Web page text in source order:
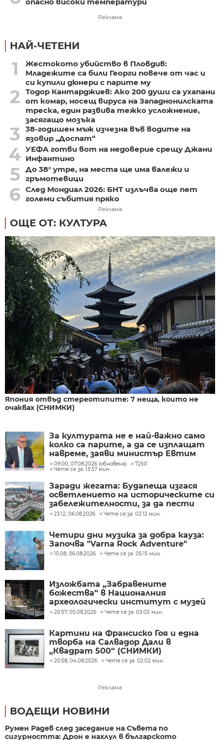
Реклама
НАЙ-ЧЕТЕНИ
1
Жестокото убийство в Пловдив:
Младежите са били Георги повече от час и
си купили дюнери с парите му
2
Тодор Кантарджиев: Ако 200 души са ухапани
от комар, носещ вируса на Западнонилската
треска, един развива тежко усложнение,
засягащо мозъка
3
38-годишен мъж изчезна във водите на
язовир „Доспат“
4 УЕФА готви вот на недоверие срещу Джани
Инфантино
5 До 38° утре, на места ще има валежи и
гръмотевици
6 След Мондиал 2026: БНТ излъчва още пет
големи събития пряко
Реклама
ОЩЕ ОТ: КУЛТУРА
Япония отвъд стереотипите: 7 неща, които не
очаквах (СНИМКИ)
За културата не е най-важно само
колко са парите, а да се изплащат
навреме, заяви министър Евтим
Милошев
09:00, 07.08.2026 (обновена)
7250
Чете се за: 13:57 мин.
Заради жегата: Будапеща изгася
осветлението на историческите си
забележителности, за да пести
енергия
23:12, 06.08.2026 Чете се за: 02:12 мин.
Четири дни музика за добра кауза:
Започва "Varna Rock Adventure"
15:08, 06.08.2026 Чете се за: 05:15 мин.
Изложбата „Забравените
божества“ в Националния
археологически институт с музей
при БАН
20:57, 05.08.2026 Чете се за: 03:02 мин.
Картини на Франсиско Гоя и една
творба на Салвадор Дали в
„Квадрат 500“ (СНИМКИ)
20:58, 04.08.2026 Чете се за: 02:02 мин.
Реклама
ВОДЕЩИ НОВИНИ
Румен Радев след заседание на Съвета по
сигурността: Дрон е нахлул в българското